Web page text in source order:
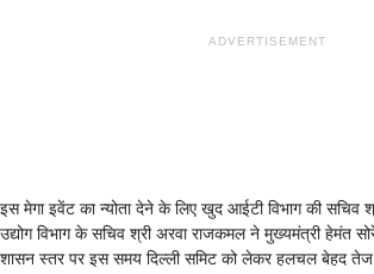
ADVERTISEMENT
इस मेगा इवेंट का न्योता देने के लिए खुद आईटी विभाग की सचिव
उद्योग विभाग के सचिव श्री अरवा राजकमल ने मुख्यमंत्री हेमंत
शासन स्तर पर इस समय दिल्ली समिट को लेकर हलचल बेहद तेज